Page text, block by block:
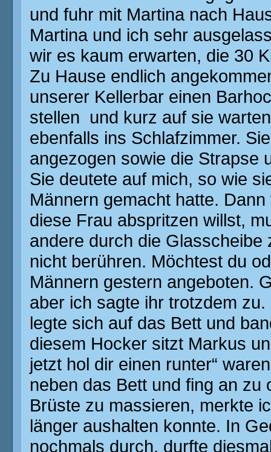
und fuhr mit Martina nach
Martina und ich sehr
wir es kaum erwarten, die 30
Zu Hause endlich
unserer Kellerbar einen
stellen und kurz auf sie
ebenfalls ins Schlafzimmer.
angezogen sowie die Strapse
Sie deutete auf mich, so wie
Männern gemacht hatte.
diese Frau abspritzen willst,
andere durch die
nicht berühren. Möchtest du
Männern gestern angeboten.
aber ich sagte ihr trotzdem
legte sich auf das Bett und
diesem Hocker sitzt Markus
jetzt hol dir einen runter“
neben das Bett und fing an
Brüste zu massieren, merkte
länger aushalten konnte. In
nochmals durch, durfte